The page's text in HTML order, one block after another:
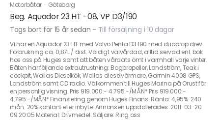
Motorbåtar · Göteborg
Beg. Aquador 23 HT -08, VP D3/190
Togs bort för 15 år sedan - Till försäljning i 10 dagar
Vi har en Aquador 23 HT med Volvo Penta D3 190 med duoprop drev.
Förbrukning ca. 0,87L / dist. Väldigt välvårdad, alltid servad enl. bok
hos oss på Huges samt att båten vårdats ömt i varmhall varje vinter.
Båten har följande extrautrustning: Bogpropeller, Landström, Teak i
cockpit, Wallas Dieselkök, Wallas dieselvärmare, Garmin 4008 GPS,
Landström samt CD radio. Välkommen till Huges Marina på Orust för
en personlig visning. Pris 919.000:- 4.795:-/MÅN* Pris 919.000:-
4.795:-/MÅN* Finansiering genom Huges Finans. Ränta: 4,95%. 240
mån. 20% kontant eller inbyte. Annonsen uppdaterades: 2011-03-20
09:20:05 Material: Drivmedel: Säljare: Ring oss